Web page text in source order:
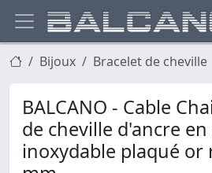
Bijoux Bracelet de cheville
BALCANO - Cable
de cheville d'ancre
inoxydable plaqué or